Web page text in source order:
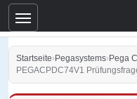
Startseite›Pegasystems›Pega
PEGACPDC74V1